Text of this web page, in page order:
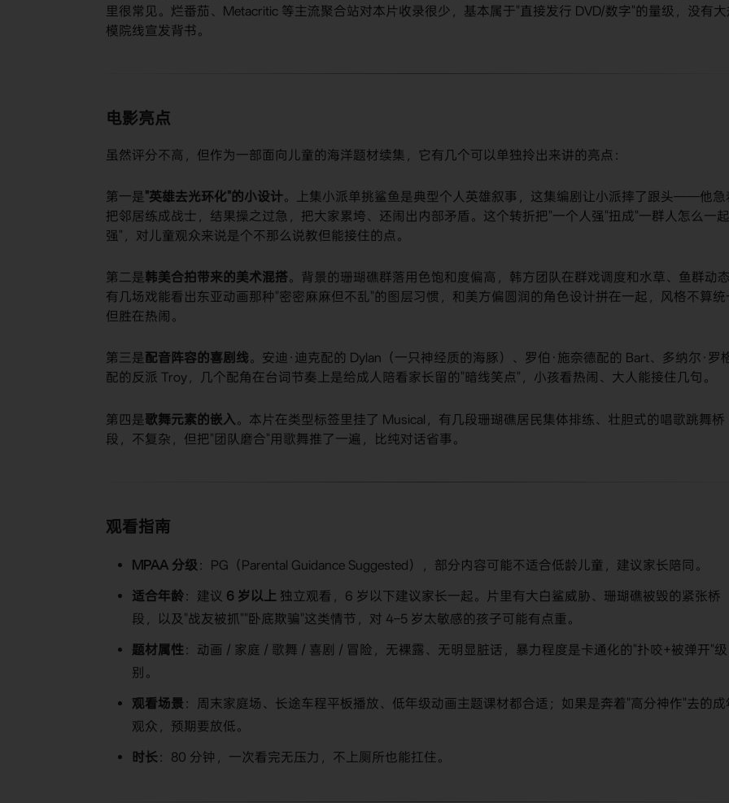
里很常见。烂番茄、Metacritic 等主流聚合站对本片收录很少，基本属于"直接发行 DVD/数字"的量级，没有
模院线宣发背书。
电影亮点
虽然评分不高，但作为一部面向儿童的海洋题材续集，它有几个可以单独拎出来讲的亮点：
第一是"英雄去光环化"的小设计。上集小派单挑鲨鱼是典型个人英雄叙事，这集编剧让小派摔了跟头——他急
把邻居练成战士，结果操之过急，把大家累垮、还闹出内部矛盾。这个转折把"一个人强"扭成"一群人怎么一起
强"，对儿童观众来说是个不那么说教但能接住的点。
第二是韩美合拍带来的美术混搭。背景的珊瑚礁群落用色饱和度偏高，韩方团队在群戏调度和水草、鱼群动
有几场戏能看出东亚动画那种"密密麻麻但不乱"的图层习惯，和美方偏圆润的角色设计拼在一起，风格不算统
但胜在热闹。
第三是配音阵容的喜剧线。安迪·迪克配的 Dylan（一只神经质的海豚）、罗伯·施奈德配的 Bart、多纳尔·罗
配的反派 Troy，几个配角在台词节奏上是给成人陪看家长留的"暗线笑点"，小孩看热闹、大人能接住几句。
第四是歌舞元素的嵌入 。本片在类型标签里挂了 Musical，有几段珊瑚礁居民集体排练、壮胆式的唱歌跳舞桥
段，不复杂，但把"团队磨合"用歌舞推了一遍，比纯对话省事。
观看指南
MPAA 分级 ：PG（Parental Guidance Suggested），部分内容可能不适合低龄儿童，建议家长陪同。
适合年龄：建议 6 岁以上 ​ 独立观看，6 岁以下建议家长一起。片里有大白鲨威胁、珊瑚礁被毁的紧张桥
段，以及"战友被抓""卧底欺骗"这类情节，对 4–5 岁太敏感的孩子可能有点重。
题材属性 ：动画 / 家庭 / 歌舞 / 喜剧 / 冒险，无裸露、无明显脏话，暴力程度是卡通化的"扑咬+被弹开"级
别。
观看场景：周末家庭场、长途车程平板播放、低年级动画主题课材都合适；如果是奔着"高分神作"去的成
观众，预期要放低。
时长：80 分钟，一次看完无压力，不上厕所也能扛住。